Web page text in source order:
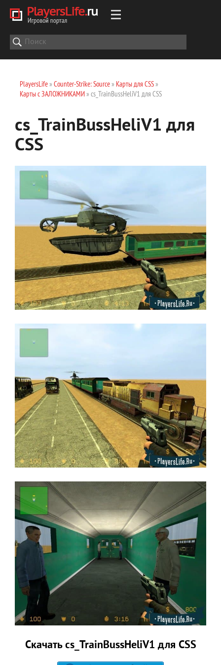
PlayersLife» Counter-Strike: Source» Карты для CSS»
Карты с ЗАЛОЖНИКАМИ» cs_TrainBussHeliV1 для CSS
cs_TrainBussHeliV1 для
CSS
Скачать cs_TrainBussHeliV1 для CSS